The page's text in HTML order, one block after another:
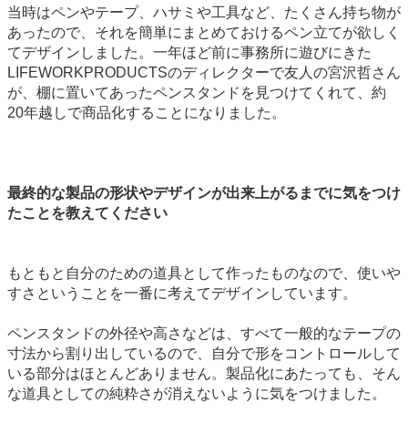
当時はペンやテープ、ハサミや工具など、たくさん持ち物が
あったので、それを簡単にまとめておけるペン立てが欲しく
てデザインしました。一年ほど前に事務所に遊びにきた
LIFEWORKPRODUCTSのディレクターで友人の宮沢哲さん
が、棚に置いてあったペンスタンドを見つけてくれて、約
20年越しで商品化することになりました。
最終的な製品の形状やデザインが出来上がるまでに気をつけ
たことを教えてください
もともと自分のための道具として作ったものなので、使いや
すさということを一番に考えてデザインしています。
ペンスタンドの外径や高さなどは、すべて一般的なテープの
寸法から割り出しているので、自分で形をコントロールして
いる部分はほとんどありません。製品化にあたっても、そん
な道具としての純粋さが消えないように気をつけました。